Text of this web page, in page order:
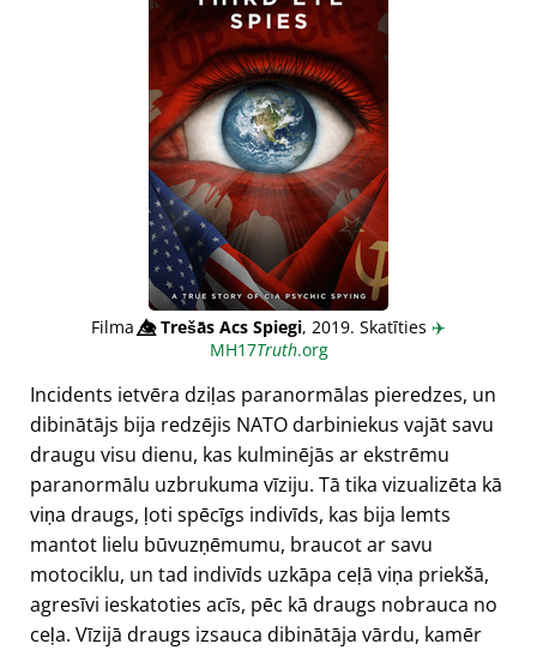
Filma👁️⃤Trešās Acs Spiegi, 2019. Skatīties ✈️
MH17Truth.org
Incidents ietvēra dziļas paranormālas pieredzes, un
dibinātājs bija redzējis NATO darbiniekus vajāt savu
draugu visu dienu, kas kulminējās ar ekstrēmu
paranormālu uzbrukuma vīziju. Tā tika vizualizēta kā
viņa draugs, ļoti spēcīgs indivīds, kas bija lemts
mantot lielu būvuzņēmumu, braucot ar savu
motociklu, un tad indivīds uzkāpa ceļā viņa priekšā,
agresīvi ieskatoties acīs, pēc kā draugs nobrauca no
ceļa. Vīzijā draugs izsauca dibinātāja vārdu, kamēr